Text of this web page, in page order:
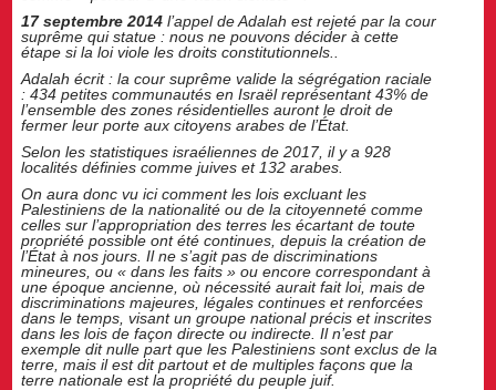
17 septembre 2014l’appel de Adalah est rejeté par la cour
suprême qui statue : nous ne pouvons décider à cette
étape si la loi viole les droits constitutionnels..
Adalah écrit : la cour suprême valide la ségrégation raciale
: 434 petites communautés en Israël représentant 43% de
l’ensemble des zones résidentielles auront le droit de
fermer leur porte aux citoyens arabes de l’État.
Selon les statistiques israéliennes de 2017, il y a 928
localités définies comme juives et 132 arabes.
On aura donc vu ici comment les lois excluant les
Palestiniens de la nationalité ou de la citoyenneté comme
celles sur l’appropriation des terres les écartant de toute
propriété possible ont été continues, depuis la création de
l’État à nos jours. Il ne s’agit pas de discriminations
mineures, ou « dans les faits » ou encore correspondant à
une époque ancienne, où nécessité aurait fait loi, mais de
discriminations majeures, légales continues et renforcées
dans le temps, visant un groupe national précis et inscrites
dans les lois de façon directe ou indirecte. Il n’est par
exemple dit nulle part que les Palestiniens sont exclus de la
terre, mais il est dit partout et de multiples façons que la
terre nationale est la propriété du peuple juif.